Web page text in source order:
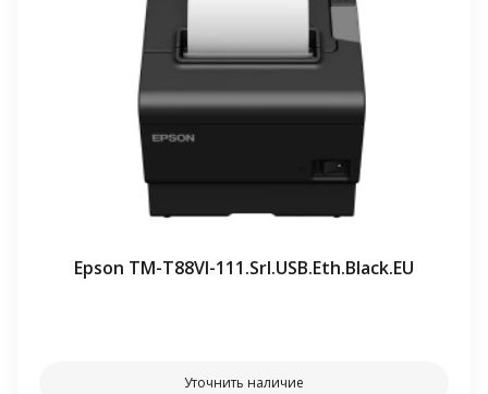
Epson TM-T88VI-111.Srl.USB.Eth.Black.EU
Уточнить наличие